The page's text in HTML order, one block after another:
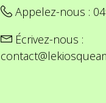
Appelez-nous :
Écrivez-nous :